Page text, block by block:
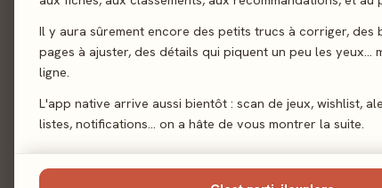
Il y aura sûrement encore des petits trucs à corriger, des
pages à ajuster, des détails qui piquent un peu les yeux…
ligne.
L'app native arrive aussi bientôt : scan de jeux, wishlist,
listes, notifications… on a hâte de vous montrer la suite.
vous venez de
correctement
la somme de ses
Coop’ Course